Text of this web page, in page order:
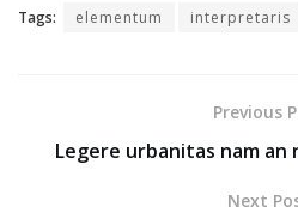
Tags: elementum interpretaris
Previous
Legere urbanitas nam an
Next